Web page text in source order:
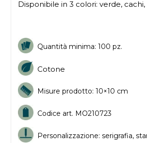
Disponibile in 3 colori: verde,
Quantità minima: 100 pz.
Cotone
Misure prodotto: 10×10 cm
Codice art. MO210723
Personalizzazione: serigrafia,